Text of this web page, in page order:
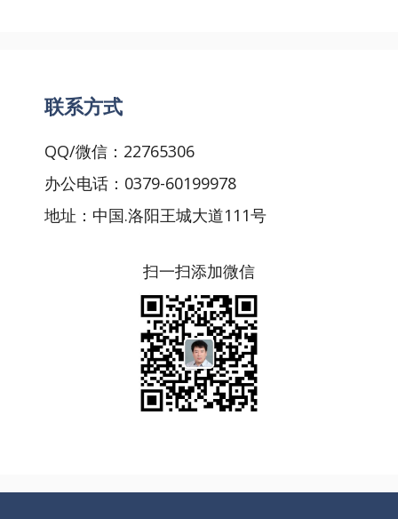
联系方式
QQ/微信：22765306
办公电话：0379-60199978
地址：中国.洛阳王城大道111号
扫一扫添加微信